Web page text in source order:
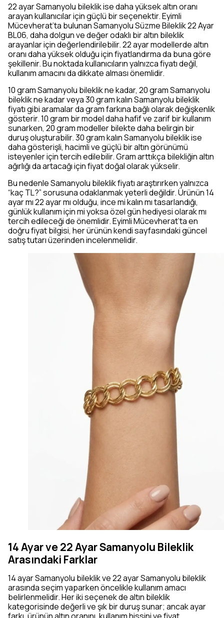
22 ayar Samanyolu bileklik ise daha yüksek altın oranı
arayan kullanıcılar için güçlü bir seçenektir. Eyimli
Mücevherat’ta bulunan Samanyolu Süzme Bileklik 22 Ayar
BL06, daha dolgun ve değer odaklı bir altın bileklik
arayanlar için değerlendirilebilir. 22 ayar modellerde altın
oranı daha yüksek olduğu için fiyatlandırma da buna göre
şekillenir. Bu noktada kullanıcıların yalnızca fiyatı değil,
kullanım amacını da dikkate alması önemlidir.
10 gram Samanyolu bileklik ne kadar, 20 gram Samanyolu
bileklik ne kadar veya 30 gram kalın Samanyolu bileklik
fiyatı gibi aramalar da gram farkına bağlı olarak değişkenlik
gösterir. 10 gram bir model daha hafif ve zarif bir kullanım
sunarken, 20 gram modeller bilekte daha belirgin bir
duruş oluşturabilir. 30 gram kalın Samanyolu bileklik ise
daha gösterişli, hacimli ve güçlü bir altın görünümü
isteyenler için tercih edilebilir. Gram arttıkça bilekliğin altın
ağırlığı da artacağı için fiyat doğal olarak yükselir.
Bu nedenle Samanyolu bileklik fiyatı araştırırken yalnızca
“kaç TL?” sorusuna odaklanmak yeterli değildir. Ürünün 14
ayar mı 22 ayar mı olduğu, ince mi kalın mı tasarlandığı,
günlük kullanım için mi yoksa özel gün hediyesi olarak mı
tercih edileceği de önemlidir. Eyimli Mücevherat’ta en
doğru fiyat bilgisi, her ürünün kendi sayfasındaki güncel
satış tutarı üzerinden incelenmelidir.
14 Ayar ve 22 Ayar Samanyolu Bileklik
Arasındaki Farklar
14 ayar Samanyolu bileklik ve 22 ayar Samanyolu bileklik
arasında seçim yaparken öncelikle kullanım amacı
belirlenmelidir. Her iki seçenek de altın bileklik
kategorisinde değerli ve şık bir duruş sunar; ancak ayar